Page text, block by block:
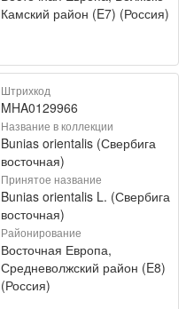
Камский район (E7) (Россия)
Штрихкод
MHA0129966
Название в коллекции
Bunias orientalis (Свербига
восточная)
Принятое название
Bunias orientalis L. (Свербига
восточная)
Районирование
Восточная Европа,
Средневолжский район (E8)
(Россия)